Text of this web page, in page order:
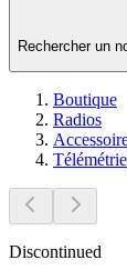
Rechercher un
Boutique
Radios
Télémétrie
Discontinued